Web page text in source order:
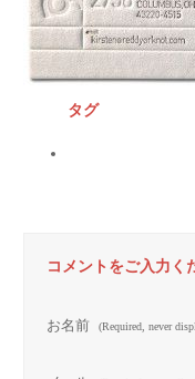
タグ
コメントをご入力く
お名前 (Required, never